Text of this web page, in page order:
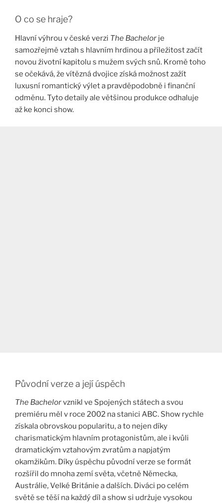
O co se hraje?
Hlavní výhrou v české verzi The Bachelor je
samozřejmě vztah s hlavním hrdinou a příležitost začít
novou životní kapitolu s mužem svých snů. Kromě toho
se očekává, že vítězná dvojice získá možnost zažít
luxusní romantický výlet a pravděpodobně i finanční
odměnu. Tyto detaily ale většinou produkce odhaluje
až ke konci show.
Původní verze a její úspěch
The Bachelorvznikl ve Spojených státech a svou
premiéru měl v roce 2002 na stanici ABC. Show rychle
získala obrovskou popularitu, a to nejen díky
charismatickým hlavním protagonistům, ale i kvůli
dramatickým vztahovým zvratům a napjatým
okamžikům. Díky úspěchu původní verze se formát
rozšířil do mnoha zemí světa, včetně Německa,
Austrálie, Velké Británie a dalších. Diváci po celém
světě se těší na každý díl a show si udržuje vysokou